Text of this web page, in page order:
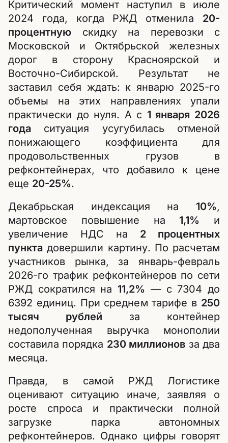
Критический момент наступил в июле
2024 года, когда РЖД отменила 20-
процентную скидку на перевозки с
Московской и Октябрьской железных
дорог в сторону Красноярской и
Восточно-Сибирской. Результат не
заставил себя ждать: к январю 2025-го
объемы на этих направлениях упали
практически до нуля. А с 1 января 2026
года ситуация усугубилась отменой
понижающего коэффициента для
продовольственных грузов в
рефконтейнерах, что добавило к цене
еще 20-25%.
Декабрьская индексация на 10%,
мартовское повышение на 1,1% и
увеличение НДС на 2 процентных
пункта довершили картину. По расчетам
участников рынка, за январь-февраль
2026-го трафик рефконтейнеров по сети
РЖД сократился на 11,2% — с 7304 до
6392 единиц. При среднем тарифе в 250
тысяч рублей за контейнер
недополученная выручка монополии
составила порядка 230 миллионов за два
месяца.
Правда, в самой РЖД Логистике
оценивают ситуацию иначе, заявляя о
росте спроса и практически полной
загрузке парка автономных
рефконтейнеров. Однако цифры говорят